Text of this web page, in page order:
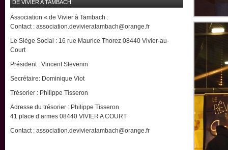
DE VIVIER A TAMBACH
Association « de Vivier à Tambach :
Contact : association.devivieratambach@orange.fr
Le Siège Social : 16 rue Maurice Thorez 08440 Vivier-au-
Court
Président : Vincent Stevenin
Secrétaire: Dominique Viot
Trésorier : Philippe Tisseron
Adresse du trésorier : Philippe Tisseron
41 place d’armes 08440 VIVIER A COURT
Contact : association.devivieratambach@orange.fr